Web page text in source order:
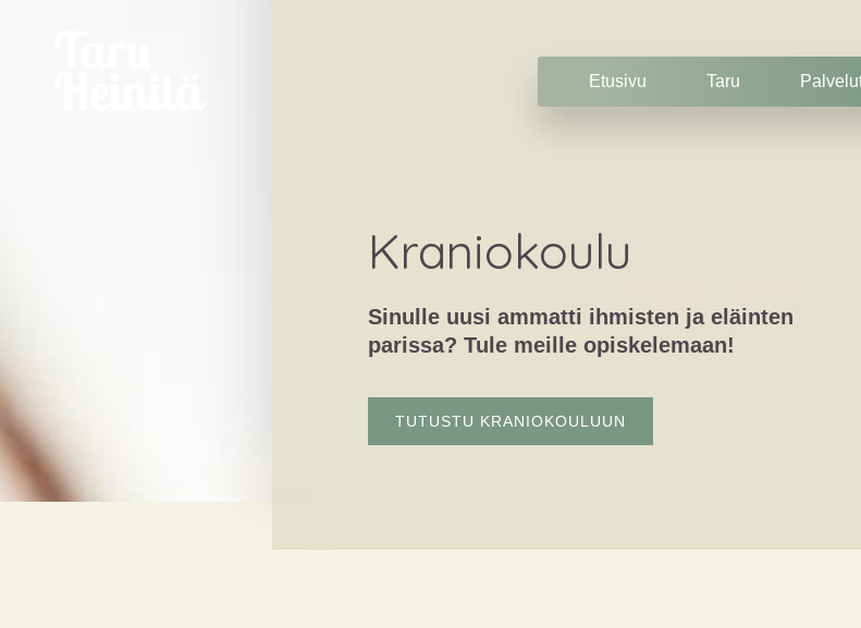
Etusivu Taru
Kraniokoulu
Sinulle uusi ammatti ihmisten ja eläinten
parissa? Tule meille opiskelemaan!
TUTUSTU KRANIOKOULUUN